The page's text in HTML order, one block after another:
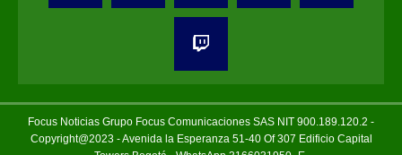
Focus Noticias Grupo Focus Comunicaciones SAS NIT 900.189.120.2 -
Copyright@2023 - Avenida la Esperanza 51-40 Of 307 Edificio Capital